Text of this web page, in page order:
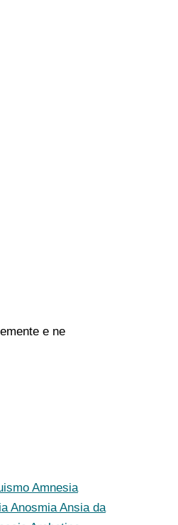
e ne
Amnesia
AnosmiaAnsia da